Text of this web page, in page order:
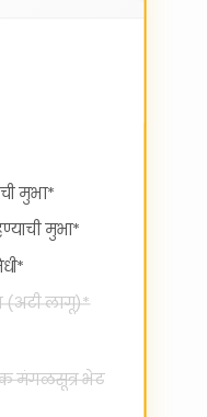
मुभा*
मुभा*
(अटी लागू)*
मंगळसूत्र भेट